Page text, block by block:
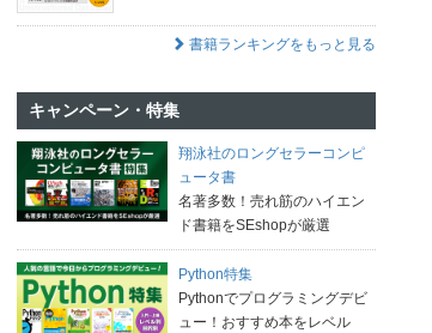
書籍ランキングをもっと見る
キャンペーン・特集
翔泳社のロングセラーコンピ
ュータ書
名著多数！売れ筋のハイエン
ド書籍をSEshopが厳選
Python特集
Pythonでプログラミングデビ
ュー！おすすめ本をレベル